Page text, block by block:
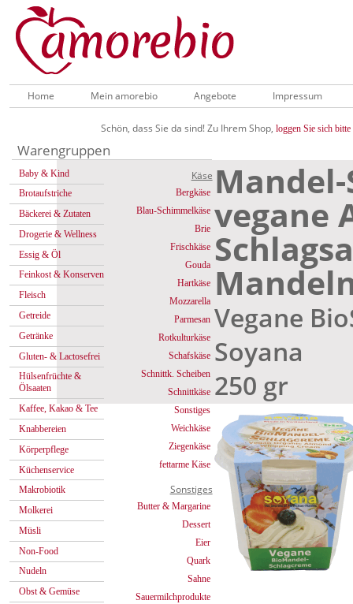
Home Mein amorebio Angebote Impressum
Schön, dass Sie da sind! Zu Ihrem Shop, loggen Sie sich bitte
Warengruppen
Baby & Kind
Brotaufstriche
Bäckerei & Zutaten
Drogerie & Wellness
Essig & Öl
Feinkost & Konserven
Fleisch
Getreide
Getränke
Gluten- & Lactosefrei
Hülsenfrüchte &
Ölsaaten
Kaffee, Kakao & Tee
Knabbereien
Körperpflege
Küchenservice
Makrobiotik
Molkerei
Müsli
Non-Food
Nudeln
Obst & Gemüse
Käse
Bergkäse
Blau-Schimmelkäse
Brie
Frischkäse
Gouda
Hartkäse
Mozzarella
Parmesan
Rotkulturkäse
Schafskäse
Schnittk. Scheiben
Schnittkäse
Sonstiges
Weichkäse
Ziegenkäse
fettarme Käse
Sonstiges
Butter & Margarine
Dessert
Eier
Quark
Sahne
Sauermilchprodukte
vegane
Vegane
Soyana
250 gr